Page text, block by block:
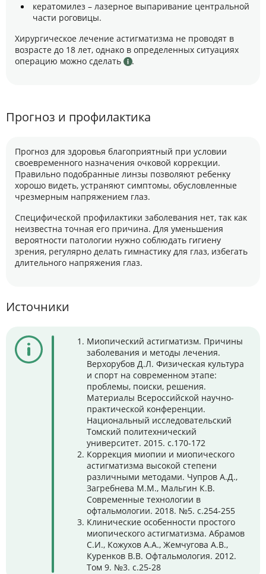
кератомилез – лазерное выпаривание центральной
части роговицы.
Хирургическое лечение астигматизма не проводят в
возрасте до 18 лет, однако в определенных ситуациях
операцию можно сделать
.
Прогноз и профилактика
Прогноз для здоровья благоприятный при условии
своевременного назначения очковой коррекции.
Правильно подобранные линзы позволяют ребенку
хорошо видеть, устраняют симптомы, обусловленные
чрезмерным напряжением глаз.
Специфической профилактики заболевания нет, так как
неизвестна точная его причина. Для уменьшения
вероятности патологии нужно соблюдать гигиену
зрения, регулярно делать гимнастику для глаз, избегать
длительного напряжения глаз.
Источники
Миопический астигматизм. Причины
заболевания и методы лечения.
Верхорубов Д.Л. Физическая культура
и спорт на современном этапе:
проблемы, поиски, решения.
Материалы Всероссийской научно-
практической конференции.
Национальный исследовательский
Томский политехнический
университет. 2015. с.170-172
Коррекция миопии и миопического
астигматизма высокой степени
различными методами. Чупров А.Д.,
Загребнева М.М., Мальгин К.В.
Современные технологии в
офтальмологии. 2018. №5. с.254-255
Клинические особенности простого
миопического астигматизма. Абрамов
С.И., Кожухов А.А., Жемчугова А.В.,
Куренков В.В. Офтальмология. 2012.
Том 9. №3. с.25-28